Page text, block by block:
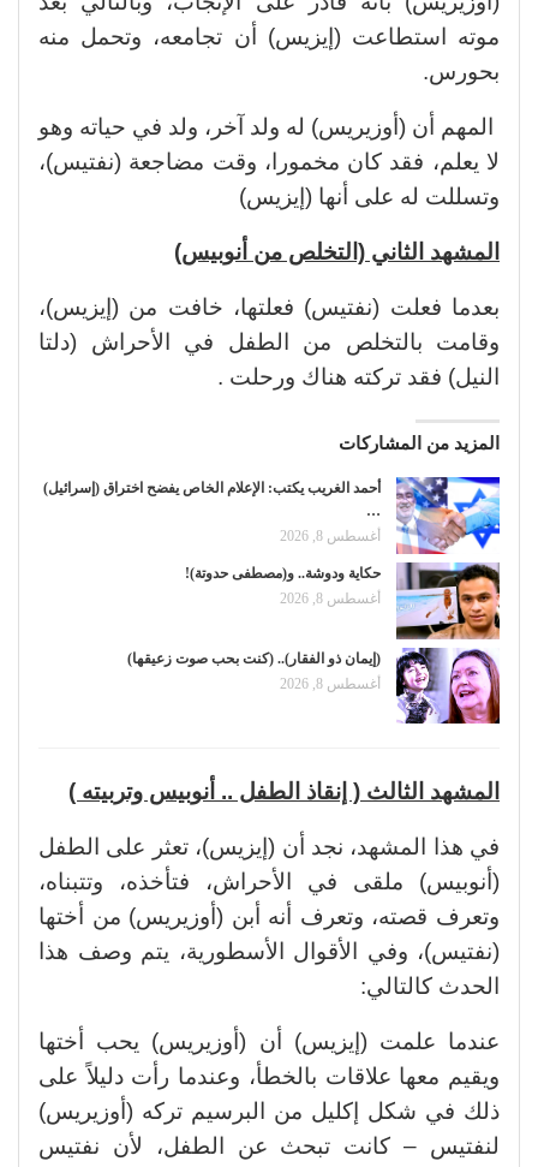
موته استطاعت (إيزيس) أن تجامعه، وتحمل منه
بحورس.
المهم أن (أوزيريس) له ولد آخر، ولد في حياته وهو
لا يعلم، فقد كان مخمورا، وقت مضاجعة (نفتيس)،
وتسللت له على أنها (إيزيس)
المشهد الثاني (التخلص من أنوبيس)
بعدما فعلت (نفتيس) فعلتها، خافت من (إيزيس)،
وقامت بالتخلص من الطفل في الأحراش (دلتا
النيل) فقد تركته هناك ورحلت .
المزيد من المشاركات
أحمد الغريب يكتب: الإعلام الخاص يفضح اختراق (إسرائيل)
…
أغسطس 8, 2026
حكاية ودوشة.. و(مصطفى حدوتة)!
أغسطس 8, 2026
(إيمان ذو الفقار).. (كنت بحب صوت زعيقها)
أغسطس 8, 2026
المشهد الثالث ( إنقاذ الطفل .. أنوبيس وتربيته )
في هذا المشهد، نجد أن (إيزيس)، تعثر على الطفل
(أنوبيس) ملقى في الأحراش، فتأخذه، وتتبناه،
وتعرف قصته، وتعرف أنه أبن (أوزيريس) من أختها
(نفتيس)، وفي الأقوال الأسطورية، يتم وصف هذا
الحدث كالتالي:
عندما علمت (إيزيس) أن (أوزيريس) يحب أختها
ويقيم معها علاقات بالخطأ، وعندما رأت دليلاً على
ذلك في شكل إكليل من البرسيم تركه (أوزيريس)
لنفتيس – كانت تبحث عن الطفل، لأن نفتيس